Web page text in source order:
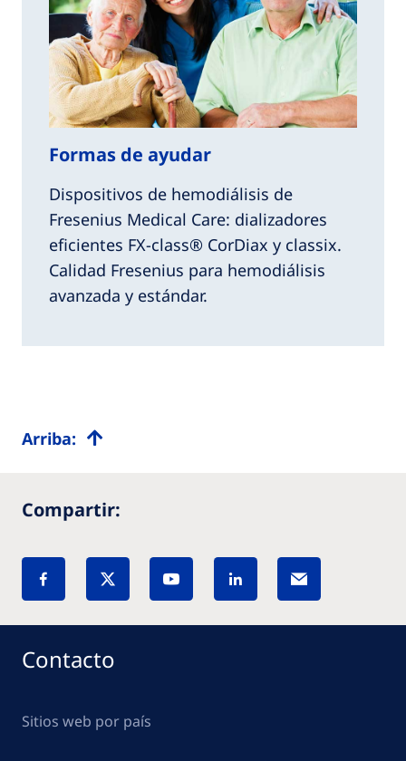
Formas de ayudar
Dispositivos de hemodiálisis de
Fresenius Medical Care: dializadores
eficientes FX-class® CorDiax y classix.
Calidad Fresenius para hemodiálisis
avanzada y estándar.
Arriba:
Compartir:
Contacto
Sitios web por país